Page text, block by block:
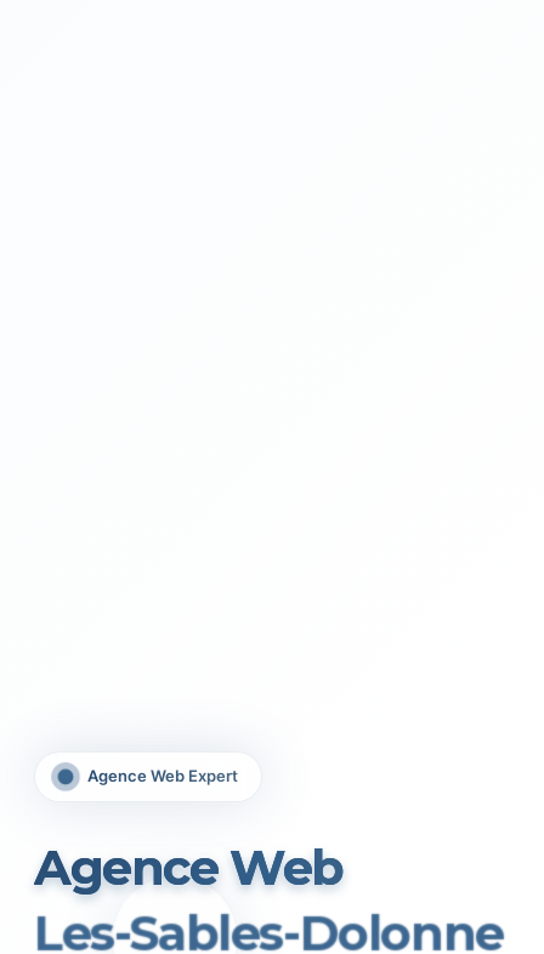
Agence Web Expert
Agence Web
Les-Sables-Dolonne